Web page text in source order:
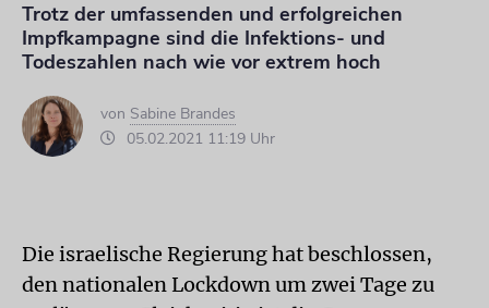
Trotz der umfassenden und erfolgreichen
Impfkampagne sind die Infektions- und
Todeszahlen nach wie vor extrem hoch
von Sabine Brandes
05.02.2021 11:19 Uhr
Die israelische Regierung hat beschlossen,
den nationalen Lockdown um zwei Tage zu